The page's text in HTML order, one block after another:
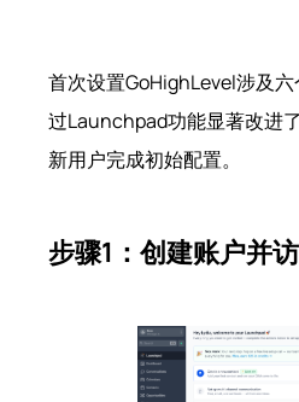
首次设置GoHighLevel涉及
过Launchpad功能显著改进
新用户完成初始配置。
步骤1：创建账户并